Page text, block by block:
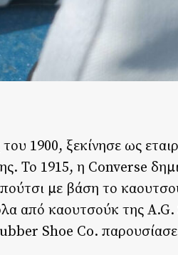
1900, ξεκίνησε ως
Το 1915, η Converse
με βάση το
από καουτσούκ της
Shoe Co.